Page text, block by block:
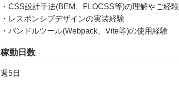
・CSS設計手法(BEM、FLOCSS等)の理解やご経験
・レスポンシブデザインの実装経験
・バンドルツール(Webpack、Vite等)の使用経験
稼動日数
週5日